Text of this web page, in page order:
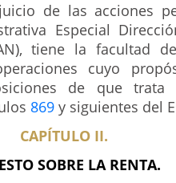
de las acciones
Especial
tiene la facultad
cuyo
de que trata
869 y siguientes del
CAPÍTULO II.
SOBRE LA RENTA.